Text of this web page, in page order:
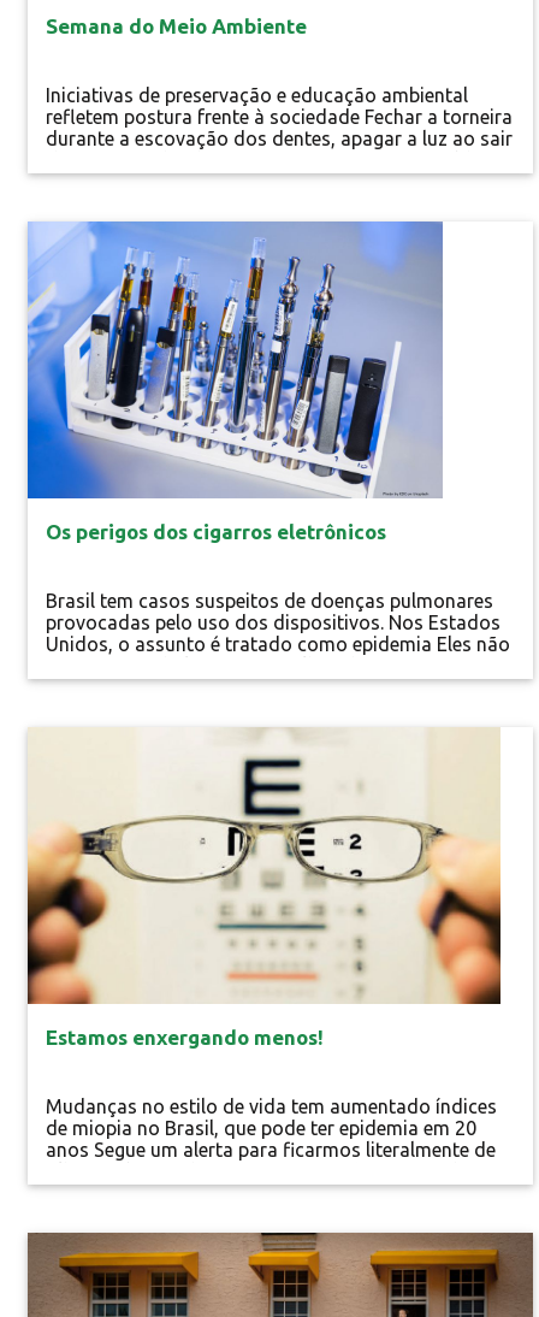
Semana do Meio Ambiente
Iniciativas de preservação e educação ambiental
refletem postura frente à sociedade Fechar a torneira
durante a escovação dos dentes, apagar a luz ao sair
doar roupas e produtos que já não utiliza. Para
são necessários esforços individuais e uma grande...
Especial
Os perigos dos cigarros eletrônicos
Brasil tem casos suspeitos de doenças pulmonares
provocadas pelo uso dos dispositivos. Nos Estados
Unidos, o assunto é tratado como epidemia Eles não
possuem mau cheiro e vendem promessas
uma alternativa para largar o vício. Este marketing da
indústria do tabaco tem colocado os cigarros...
Estamos enxergando menos!
Mudanças no estilo de vida tem aumentado índices
de miopia no Brasil, que pode ter epidemia em 20
anos Segue um alerta para ficarmos literalmente de
menos vem crescendo no mundo e a tendência é que
Organização Mundial da Saúde (OMS), os casos de
miopia já alcançam o patamar de...
Vida Saudável